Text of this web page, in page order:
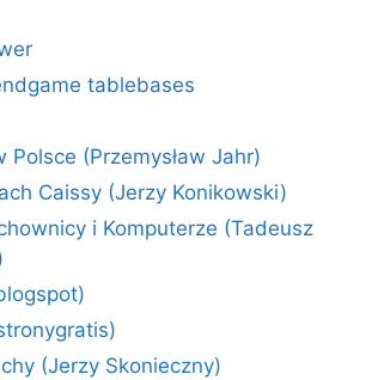
tablebases
Polsce (Przemysław Jahr)
Caissy (Jerzy Konikowski)
i Komputerze (Tadeusz
(Jerzy Skonieczny)